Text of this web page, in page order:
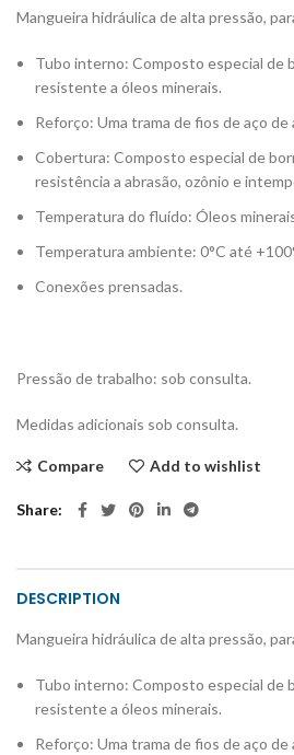
Mangueira hidráulica de alta pressão,
Tubo interno: Composto especial de
resistente a óleos minerais.
Reforço: Uma trama de fios de aço
Cobertura: Composto especial de
resistência a abrasão, ozônio e
Temperatura do fluído: Óleos
Temperatura ambiente: 0°C até
Conexões prensadas.
Pressão de trabalho: sob consulta.
Medidas adicionais sob consulta.
Compare Add to wishlist
Share
DESCRIPTION
Mangueira hidráulica de alta pressão,
Tubo interno: Composto especial de
resistente a óleos minerais.
Reforço: Uma trama de fios de aço